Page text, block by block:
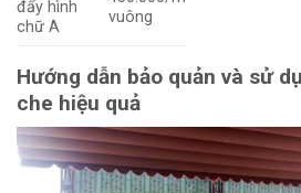
đẩy hình
chữ A
vuông
Hướng dẫn bảo quản và sử
che hiệu quả